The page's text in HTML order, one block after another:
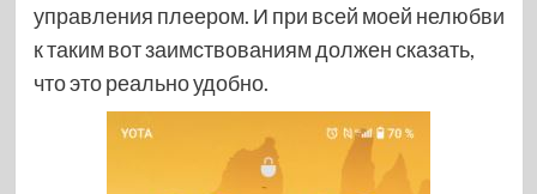
управления плеером. И при всей моей нелюбви
к таким вот заимствованиям должен сказать,
что это реально удобно.